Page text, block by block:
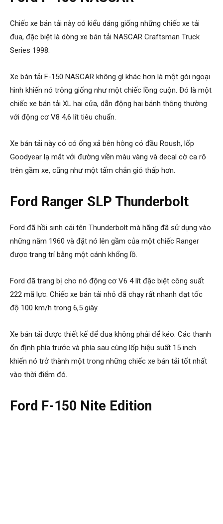
Chiếc xe bán tải này có kiểu dáng giống những chiếc xe tải
đua, đặc biệt là dòng xe bán tải NASCAR Craftsman Truck
Series 1998.
Xe bán tải F-150 NASCAR không gì khác hơn là một gói ngoại
hình khiến nó trông giống như một chiếc lồng cuộn. Đó là một
chiếc xe bán tải XL hai cửa, dẫn động hai bánh thông thường
với động cơ V8 4,6 lít tiêu chuẩn.
Xe bán tải này có có ống xả bên hông có đầu Roush, lốp
Goodyear lạ mắt với đường viền màu vàng và decal cờ ca rô
trên gầm xe, cũng như một tấm chắn gió thấp hơn.
Ford Ranger SLP Thunderbolt
Ford đã hồi sinh cái tên Thunderbolt mà hãng đã sử dụng vào
những năm 1960 và đặt nó lên gầm của một chiếc Ranger
được trang trí bằng một cánh khổng lồ.
Ford đã trang bị cho nó động cơ V6 4 lít đặc biệt công suất
222 mã lực. Chiếc xe bán tải nhỏ đã chạy rất nhanh đạt tốc
độ 100 km/h trong 6,5 giây.
Xe bán tải được thiết kế để đua không phải để kéo. Các thanh
ổn định phía trước và phía sau cùng lốp hiệu suất 15 inch
khiến nó trở thành một trong những chiếc xe bán tải tốt nhất
vào thời điểm đó.
Ford F-150 Nite Edition